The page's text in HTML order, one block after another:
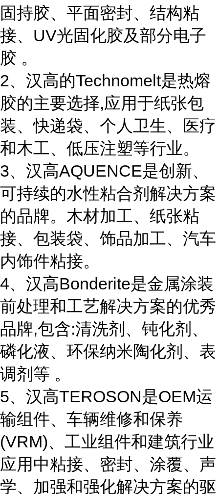
固持胶、平面密封、结构粘
接、UV光固化胶及部分电子
胶 。
2、汉高的Technomelt是热熔
胶的主要选择,应用于纸张包
装、快递袋、个人卫生、医疗
和木工、低压注塑等行业。
3、汉高AQUENCE是创新、
可持续的水性粘合剂解决方案
的品牌。木材加工、纸张粘
接、包装袋、饰品加工、汽车
内饰件粘接。
4、汉高Bonderite是金属涂装
前处理和工艺解决方案的优秀
品牌,包含:清洗剂、钝化剂、
磷化液、环保纳米陶化剂、表
调剂等 。
5、汉高TEROSON是OEM运
输组件、车辆维修和保养
(VRM)、工业组件和建筑行业
应用中粘接、密封、涂覆、声
学、加强和强化解决方案的驱